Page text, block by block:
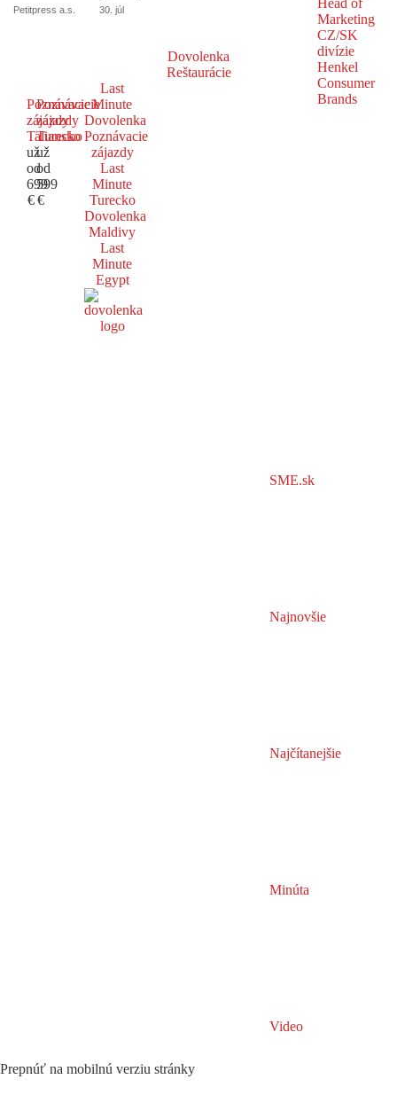
Petitpress a.s. 30. júl
Dovolenka
Reštaurácie
Poznávacie
zájazdy
Taliansko
už
od
699
€
Poznávacie
zájazdy
Turecko
už
od
599
€
Last
Minute
Dovolenka
Poznávacie
zájazdy
Last
Minute
Turecko
Dovolenka
Maldivy
Last
Minute
Egypt
SME.sk
Najnovšie
Najčítanejšie
Minúta
Video
Prepnúť na mobilnú verziu stránky